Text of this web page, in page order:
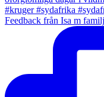
Feedback från Isa m